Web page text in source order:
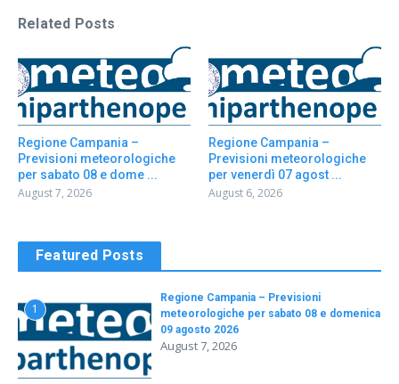
Related Posts
Regione Campania –
Previsioni meteorologiche
per sabato 08 e dome ...
August 7, 2026
Regione Campania –
Previsioni meteorologiche
per venerdì 07 agost ...
August 6, 2026
Featured Posts
1
Regione Campania – Previsioni
meteorologiche per sabato 08 e domenica
09 agosto 2026
August 7, 2026